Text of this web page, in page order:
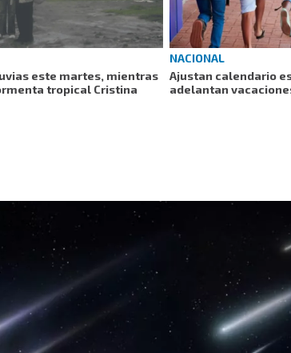
este martes, mientras
tropical Cristina
NACIONAL
Ajustan calendario
adelantan